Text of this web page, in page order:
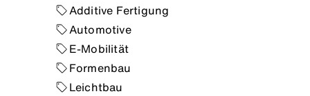
Additive Fertigung
Automotive
E-Mobilität
Formenbau
Leichtbau